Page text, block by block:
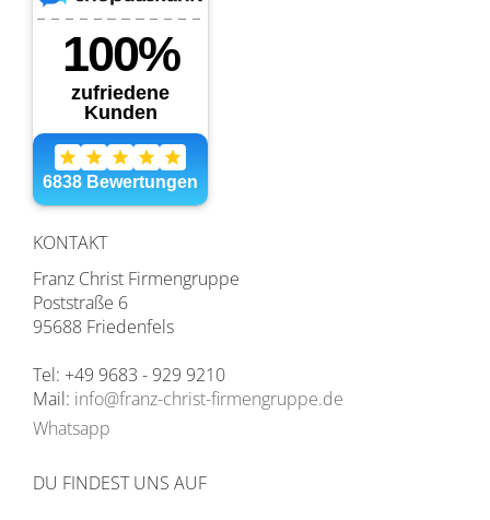
KONTAKT
Franz Christ Firmengruppe
Poststraße 6
95688 Friedenfels
Tel: +49 9683 - 929 9210
Mail: info@franz-christ-firmengruppe.de
Whatsapp
DU FINDEST UNS AUF